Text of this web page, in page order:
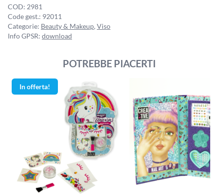
COD: 2981
Code gest.: 92011
Categorie: Beauty & Makeup, Viso
Info GPSR: download
POTREBBE PIACERTI
In offerta!